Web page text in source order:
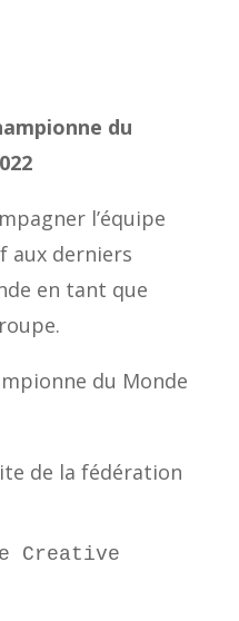
du
l’équipe
aux derniers
en tant que
du Monde
de la fédération
Creative